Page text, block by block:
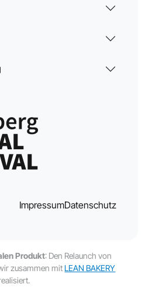
ImpressumDatenschutz
Produkt: Den Relaunch von
zusammen mitLEAN BAKERY